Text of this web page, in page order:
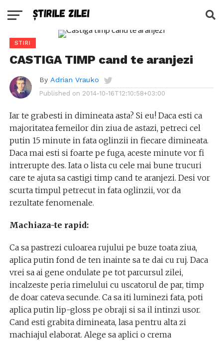
STIRI
CASTIGA TIMP cand te aranjezi
By Adrian Vrauko
Published on 2014-10-16T12:10:58+03:00
Iar te grabesti in dimineata asta? Si eu! Daca esti ca
majoritatea femeilor din ziua de astazi, petreci cel
putin 15 minute in fata oglinzii in fiecare dimineata.
Daca mai esti si foarte pe fuga, aceste minute vor fi
intrerupte des. Iata o lista cu cele mai bune trucuri
care te ajuta sa castigi timp cand te aranjezi. Desi vor
scurta timpul petrecut in fata oglinzii, vor da
rezultate fenomenale.
Machiaza-te rapid:
Ca sa pastrezi culoarea rujului pe buze toata ziua,
aplica putin fond de ten inainte sa te dai cu ruj. Daca
vrei sa ai gene ondulate pe tot parcursul zilei,
incalzeste peria rimelului cu uscatorul de par, timp
de doar cateva secunde. Ca sa iti luminezi fata, poti
aplica putin lip-gloss pe obraji si sa il intinzi usor.
Cand esti grabita dimineata, lasa pentru alta zi
machiajul elaborat. Alege sa aplici o crema